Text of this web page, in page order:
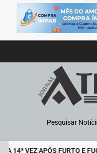
Pesquisar
14ª VEZ APÓS FURTO E